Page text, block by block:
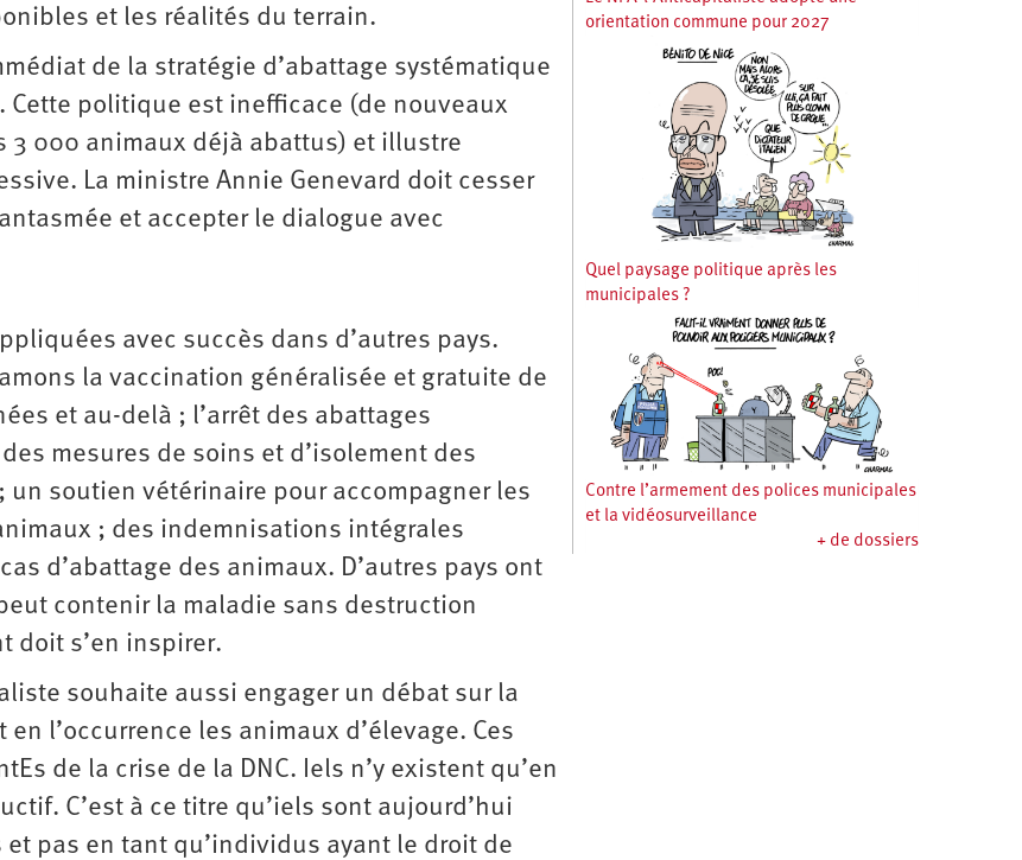
et les réalités du terrain.
de la stratégie d’abattage systématique
Cette politique est inefficace (de nouveaux
3 000 animaux déjà abattus) et illustre
La ministre Annie Genevard doit cesser
et accepter le dialogue avec
avec succès dans d’autres pays.
la vaccination généralisée et gratuite de
et au-delà ; l’arrêt des abattages
mesures de soins et d’isolement des
soutien vétérinaire pour accompagner les
; des indemnisations intégrales
d’abattage des animaux. D’autres pays ont
contenir la maladie sans destruction
doit s’en inspirer.
souhaite aussi engager un débat sur la
l’occurrence les animaux d’élevage. Ces
de la crise de la DNC. Iels n’y existent qu’en
C’est à ce titre qu’iels sont aujourd’hui
pas en tant qu’individus ayant le droit de
orientation commune pour 2027
Quel paysage politique après les
municipales ?
Contre l’armement des polices municipales
et la vidéosurveillance
+ de dossiers